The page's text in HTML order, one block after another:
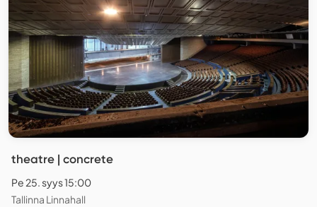
theatre | concrete
Pe 25. syys 15:00
Tallinna Linnahall